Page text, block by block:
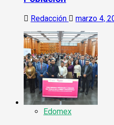
Redacción marzo 4,
Edomex